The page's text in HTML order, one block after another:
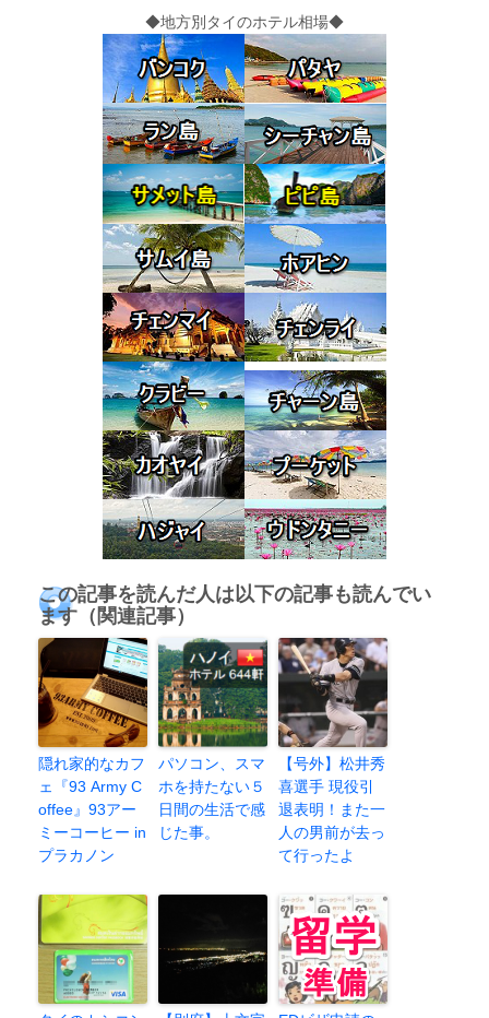
◆地方別タイのホテル相場◆
この記事を読んだ人は以下の記事も読んでい
ます（関連記事）
隠れ家的なカフ
ェ『93 Army C
offee』93アー
ミーコーヒー in
プラカノン
パソコン、スマ
ホを持たない５
日間の生活で感
じた事。
【号外】松井秀
喜選手 現役引
退表明！また一
人の男前が去っ
て行ったよ